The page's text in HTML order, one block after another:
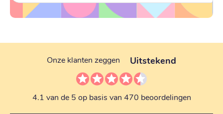
Onze klanten zeggen Uitstekend
4.1 van de 5 op basis van 470 beoordelingen